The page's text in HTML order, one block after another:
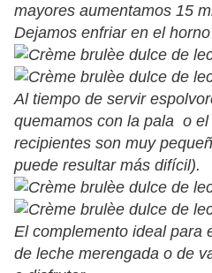
mayores aumentamos 15
Dejamos enfriar en el
Al tiempo de servir
quemamos con la pala o
recipientes son muy
puede resultar más difícil).
El complemento ideal para
de leche merengada o de